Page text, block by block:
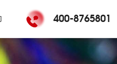
400-8765801